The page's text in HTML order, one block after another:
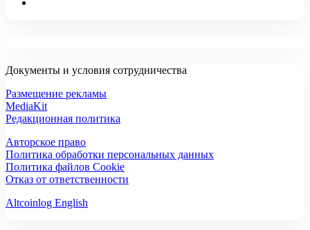
Документы и условия сотрудничества
Размещение рекламы
MediaKit
Редакционная политика
Авторское право
Политика обработки персональных данных
Политика файлов Cookie
Отказ от ответственности
Altcoinlog English